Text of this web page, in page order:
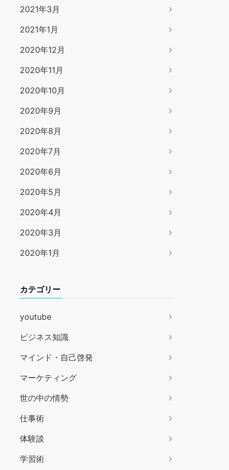
2021年3月
2021年1月
2020年12月
2020年11月
2020年10月
2020年9月
2020年8月
2020年7月
2020年6月
2020年5月
2020年4月
2020年3月
2020年1月
カテゴリー
youtube
ビジネス知識
マインド・自己啓発
マーケティング
世の中の情勢
仕事術
体験談
学習術